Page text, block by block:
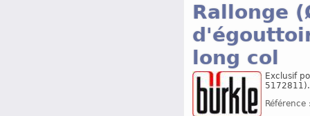
Rallonge
long col
Exclusif
5172811).